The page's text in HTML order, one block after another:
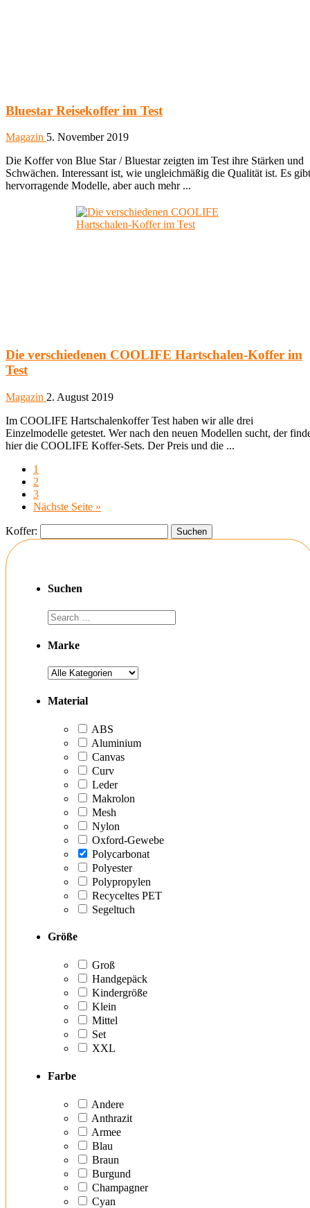
Bluestar Reisekoffer im Test
Magazin 5. November 2019
Die Koffer von Blue Star / Bluestar zeigten im Test ihre Stärken und
Schwächen. Interessant ist, wie ungleichmäßig die Qualität ist. Es gibt
hervorragende Modelle, aber auch mehr ...
Die verschiedenen COOLIFE Hartschalen-Koffer im
Test
Magazin 2. August 2019
Im COOLIFE Hartschalenkoffer Test haben wir alle drei
Einzelmodelle getestet. Wer nach den neuen Modellen sucht, der
hier die COOLIFE Koffer-Sets. Der Preis und die ...
1
2
3
Nächste Seite »
Koffer:
Suchen
Marke
Material
ABS
Aluminium
Canvas
Curv
Leder
Makrolon
Mesh
Nylon
Oxford-Gewebe
Polycarbonat
Polyester
Polypropylen
Recyceltes PET
Segeltuch
Größe
Groß
Handgepäck
Kindergröße
Klein
Mittel
Set
XXL
Farbe
Andere
Anthrazit
Armee
Blau
Braun
Burgund
Champagner
Cyan